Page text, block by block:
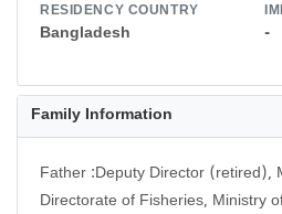
RESIDENCY COUNTRY
Bangladesh -
Family Information
Father :Deputy Director (retired),
Directorate of Fisheries, Ministry